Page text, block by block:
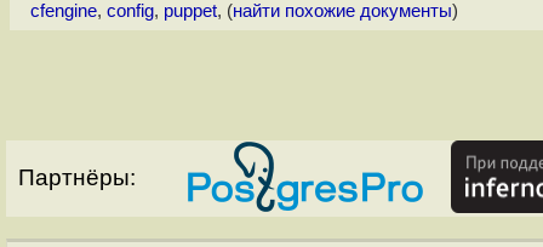
cfengine, config, puppet, (найти похожие документы)
Партнёры: